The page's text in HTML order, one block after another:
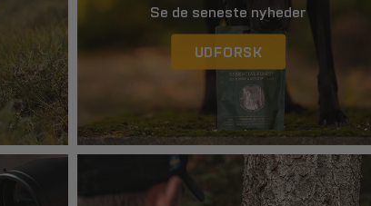
Se de seneste nyheder
UDFORSK